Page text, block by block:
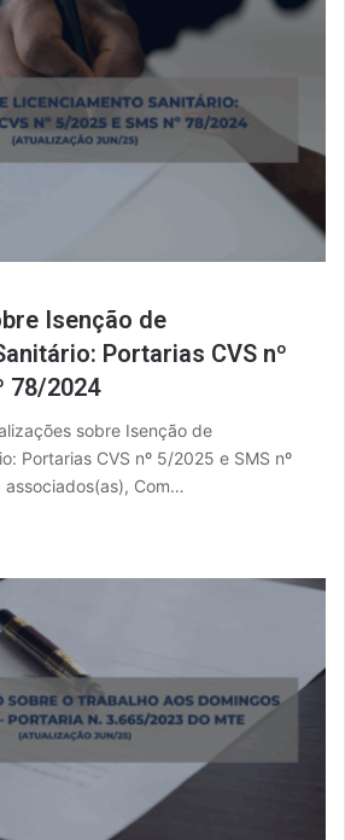
Isenção de
Portarias CVS nº
78/2024
sobre Isenção de
Portarias CVS nº 5/2025 e SMS nº
Com…